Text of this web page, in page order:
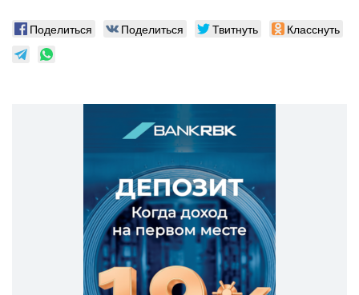
Поделиться Поделиться Твитнуть Класснуть